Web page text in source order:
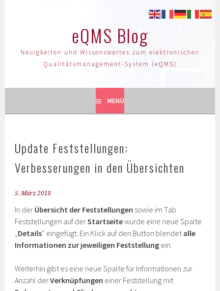
eQMS Blog
Neuigkeiten und Wissenswertes zum elektronischen
Qualitätsmanagement-System (eQMS)
MENÜ
Update Feststellungen:
Verbesserungen in den Übersichten
5. März 2018
In der Übersicht der Feststellungen sowie im Tab
Feststellungen auf derStartseitewurde eine neue Spalte
„Details“ eingefügt. Ein Klick auf den Button blendetalle
Informationen zur jeweiligen Feststellung ein.
Weiterhin gibt es eine neue Spalte für Informationen zur
Anzahl derVerknüpfungen einer Feststellung mit